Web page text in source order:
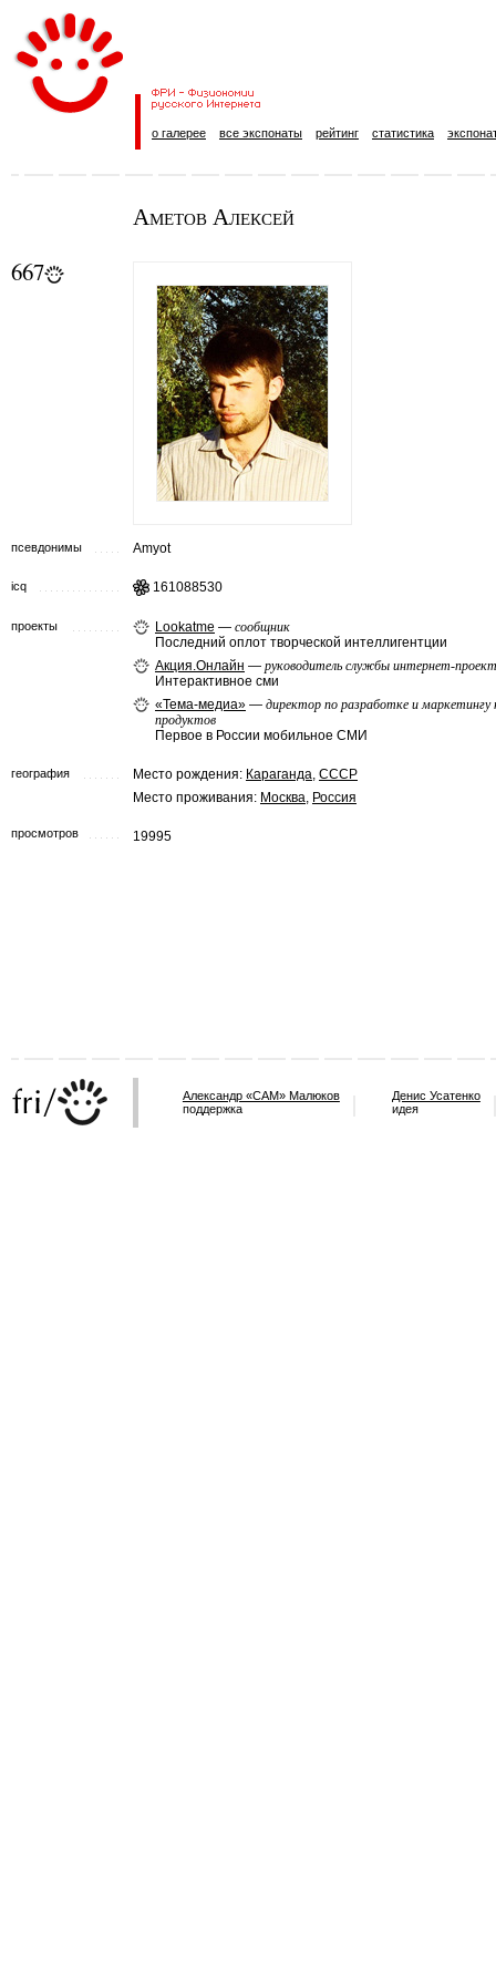
о галерее все экспонаты рейтинг статистика
Аметов Алексей
667
псевдонимы Amyot
icq 161088530
проекты Lookatme — сообщник
Последний оплот творческой интеллигентции
Акция.Онлайн — руководитель службы интернет-
Интерактивное сми
«Тема-медиа» — директор по разработке и маркетингу
продуктов
Первое в России мобильное СМИ
география Место рождения: Караганда, СССР
Место проживания: Москва, Россия
просмотров 19995
Александр «САМ» Малюков
поддержка
Денис Усатенко
идея